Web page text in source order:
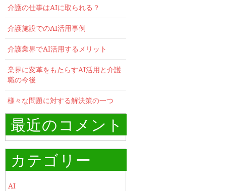
介護の仕事はAIに取られる？
介護施設でのAI活用事例
介護業界でAI活用するメリット
業界に変革をもたらすAI活用と介護
職の今後
様々な問題に対する解決策の一つ
最近のコメント
カテゴリー
AI